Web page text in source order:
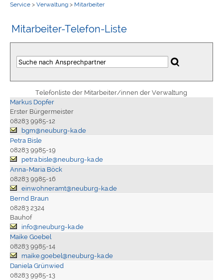
Service> Verwaltung> Mitarbeiter
Mitarbeiter-Telefon-Liste
Telefonliste der Mitarbeiter/innen der Verwaltung
Markus Dopfer
Erster Bürgermeister
08283 9985-12
bgm@neuburg-ka.de
Petra Bisle
08283 9985-19
petra.bisle@neuburg-ka.de
Anna-Maria Böck
08283 9985-16
einwohneramt@neuburg-ka.de
Bernd Braun
08283 2324
Bauhof
info@neuburg-ka.de
Maike Goebel
08283 9985-14
maike.goebel@neuburg-ka.de
Daniela Grünwied
08283 9985-13